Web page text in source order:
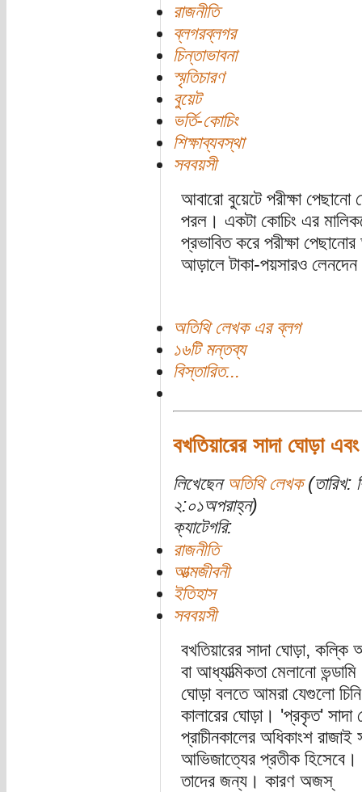
রাজনীতি
ব্লগরব্লগর
চিন্তাভাবনা
স্মৃতিচারণ
বুয়েট
ভর্তি-কোচিং
শিক্ষাব্যবস্থা
সববয়সী
আবারো বুয়েটে পরীক্ষা
পরল। একটা কোচিং এর
প্রভাবিত করে পরীক্ষা
আড়ালে টাকা-পয়সারও
অতিথি লেখক এর ব্লগ
১৬টি মন্তব্য
বিস্তারিত...
বখতিয়ারের সাদা ঘোড়া
লিখেছেন অতিথি লেখক(তারিখ:
২:০১অপরাহ্ন)
ক্যাটেগরি:
রাজনীতি
আত্মজীবনী
ইতিহাস
সববয়সী
বখতিয়ারের সাদা ঘোড়া, কল্কি
বা আধ্যাত্মিকতা মেলানো
ঘোড়া বলতে আমরা যেগুলো
কালারের ঘোড়া। 'প্রকৃত'
প্রাচীনকালের অধিকাংশ
আভিজাত্যের প্রতীক
তাদের জন্য। কারণ অজস্